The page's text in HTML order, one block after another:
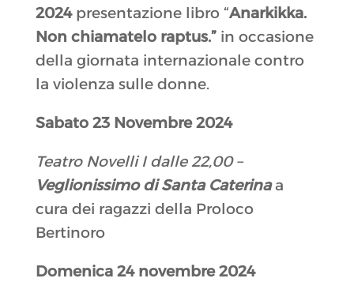
2024presentazione libro “Anarkikka.
Non chiamatelo raptus.”in occasione
della giornata internazionale contro
la violenza sulle donne.
Sabato 23 Novembre 2024
Teatro Novelli I dalle 22,00 –
Veglionissimodi Santa Caterinaa
cura dei ragazzi della Proloco
Bertinoro
Domenica 24 novembre 2024